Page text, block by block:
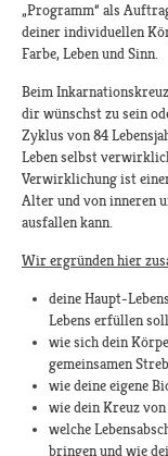
„Programm“ als
deiner individuellen
Farbe, Leben und Sinn.
Beim
dir wünschst zu sein
Zyklus von 84
Leben selbst
Verwirklichung ist
Alter und von inneren
ausfallen kann.
Wir ergründen hier
deine Haupt-
Lebens erfüllen
wie sich dein
gemeinsamen
wie deine eigene
wie dein Kreuz
welche
bringen und wie